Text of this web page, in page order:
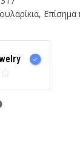
, Επίσημα